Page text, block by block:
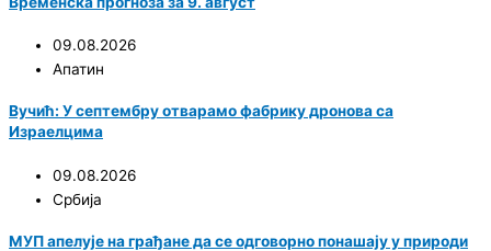
09.08.2026
Апатин
Вучић: У септембру отварамо фабрику дронова са
Израелцима
09.08.2026
Србија
МУП апелује на грађане да се одговорно понашају у природи